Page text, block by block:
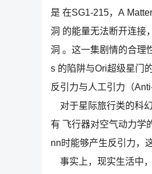
是 在SG1-215，A
洞 的能量无法断开连接
洞 。这一集剧情的合理
s 的陷阱与Ori超级星门
反引力与人工引力（
对于星际旅行类的科
有 飞行器对空气动力学
nn时能够产生反引力，
事实上，现实生活中